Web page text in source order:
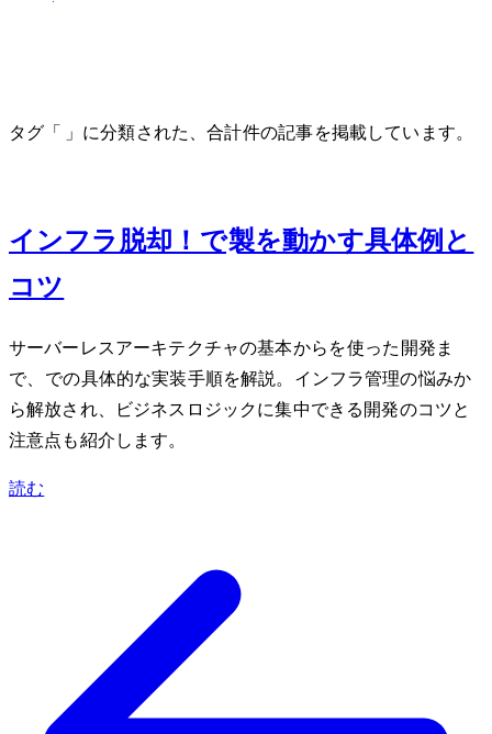
タグ「cloud-computing」に分類された、合計 1 件の記事を掲載しています。
インフラ脱却！AWS LambdaでPython製Web APIを動かす具体例と
コツ
サーバーレスアーキテクチャの基本からAWS Lambdaを使ったAPI開発ま
で、Pythonでの具体的な実装手順を解説。インフラ管理の悩みか
ら解放され、ビジネスロジックに集中できる開発のコツと
注意点も紹介します。
読む